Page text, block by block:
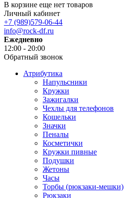
В корзине еще нет товаров
Личный кабинет
+7 (989)579-06-44
info@rock-df.ru
Ежедневно
12:00 - 20:00
Обратный звонок
Атрибутика
Напульсники
Кружки
Зажигалки
Чехлы для телефонов
Кошельки
Значки
Пеналы
Косметички
Кружки пивные
Подушки
Жетоны
Часы
Торбы (рюкзаки-мешки)
Рюкзаки